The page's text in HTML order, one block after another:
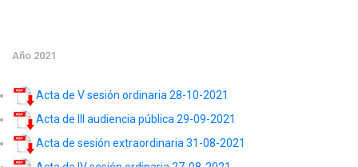
Año 2021
Acta de V sesión ordinaria 28-10-2021
Acta de III audiencia pública 29-09-2021
Acta de sesión extraordinaria 31-08-2021